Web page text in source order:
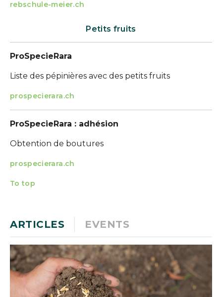
rebschule-meier.ch
Petits fruits
ProSpecieRara
Liste des pépinières avec des petits fruits
prospecierara.ch
ProSpecieRara : adhésion
Obtention de boutures
prospecierara.ch
To top
ARTICLES EVENTS